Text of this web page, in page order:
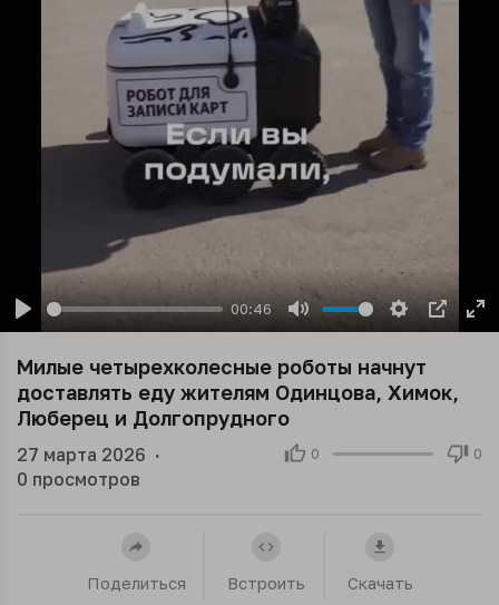
Play
00:46
Mute Settings
PIP
Милые четырехколесные роботы начнут
доставлять еду жителям Одинцова, Химок,
Люберец и Долгопрудного
0 0
27 марта 2026 ·
0 просмотров
Поделиться Встроить Скачать